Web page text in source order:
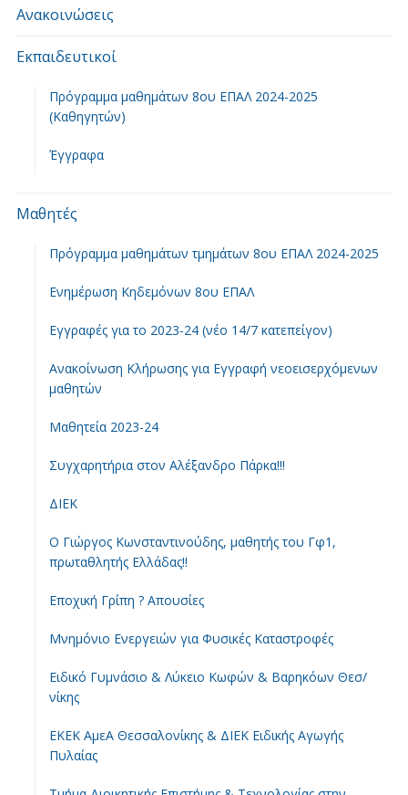
Ανακοινώσεις
Εκπαιδευτικοί
Πρόγραμμα μαθημάτων 8ου ΕΠΑΛ 2024-2025
(Καθηγητών)
Έγγραφα
Μαθητές
Πρόγραμμα μαθημάτων τμημάτων 8ου ΕΠΑΛ 2024-2025
Ενημέρωση Κηδεμόνων 8ου ΕΠΑΛ
Εγγραφές για το 2023-24 (νέο 14/7 κατεπείγον)
Ανακοίνωση Κλήρωσης για Εγγραφή νεοεισερχόμενων
μαθητών
Μαθητεία 2023-24
Συγχαρητήρια στον Αλέξανδρο Πάρκα!!!
ΔΙΕΚ
Ο Γιώργος Κωνσταντινούδης, μαθητής του Γφ1,
πρωταθλητής Ελλάδας!!
Εποχική Γρίπη ? Απουσίες
Μνημόνιο Ενεργειών για Φυσικές Καταστροφές
Ειδικό Γυμνάσιο & Λύκειο Κωφών & Βαρηκόων Θεσ/
νίκης
ΕΚΕΚ ΑμεΑ Θεσσαλονίκης & ΔΙΕΚ Ειδικής Αγωγής
Πυλαίας